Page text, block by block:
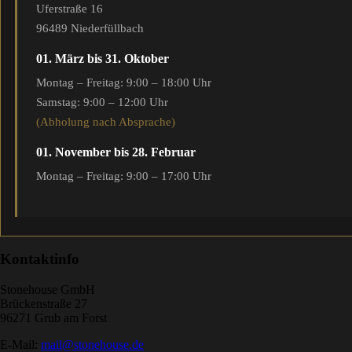
Uferstraße 16
96489 Niederfüllbach
01. März bis 31. Oktober
Montag – Freitag: 9:00 – 18:00 Uhr
Samstag: 9:00 – 12:00 Uhr
(Abholung nach Absprache)
01. November bis 28. Februar
Montag – Freitag: 9:00 – 17:00 Uhr
Kontaktinfo
Stonehouse GmbH
Brückenstraße 27
96271 Grub am Forst
E-Mail: mail@stonehouse.de